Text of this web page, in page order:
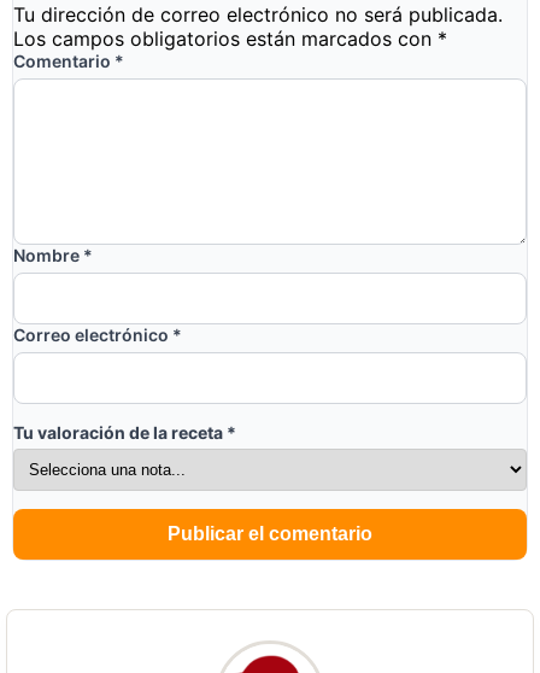
Tu dirección de correo electrónico no será publicada.
Los campos obligatorios están marcados con *
Comentario *
Nombre *
Correo electrónico *
Tu valoración de la receta *